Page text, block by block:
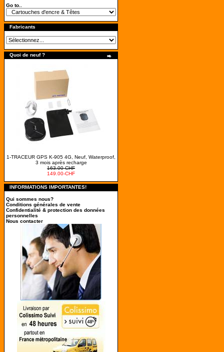
Go to..
Fabricants
Quoi de neuf ?
1-TRACEUR GPS K-905 4G, Neuf, Waterproof,
3 mois après recharge
163.00-CHF
149.00-CHF
INFORMATIONS IMPORTANTES!
Qui sommes nous?
Conditions générales de vente
Confidentialité & protection des données
personnelles
Nous contacter